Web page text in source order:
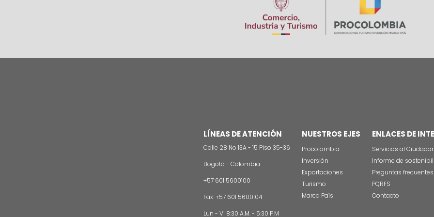
LÍNEAS DE ATENCIÓN
Calle 28 No 13A - 15 Piso 35-36
Bogotá - Colombia
+57 601 5600100
Fax: +57 601 5600104
Lun - Vi 8:30 A.M. - 5:30 P.M
NUESTROS EJES
Procolombia
Inversión
Exportaciones
Turismo
Marca País
ENLACES DE
Servicios al
Informe de
Preguntas frecuentes
PQRFS
Contacto